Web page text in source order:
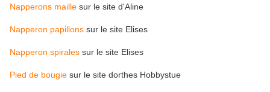
Napperons maille sur le site d'Aline
Napperon papillons sur le site Elises
Napperon spirales sur le site Elises
Pied de bougie sur le site dorthes Hobbystue